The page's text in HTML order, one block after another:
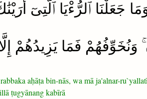
ٱلرُّءْيَا ٱلَّتِىٓ
فَمَا يَزِيدُهُمْ إِلَّا
aḥāṭa bin-nās, wa mā ja'alnar-
ṭugyānang kabīrā